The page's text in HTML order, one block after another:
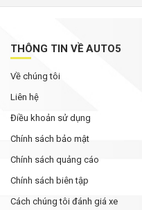
THÔNG TIN VỀ AUTO5
Về chúng tôi
Liên hệ
Điều khoản sử dụng
Chính sách bảo mật
Chính sách quảng cáo
Chính sách biên tập
Cách chúng tôi đánh giá xe